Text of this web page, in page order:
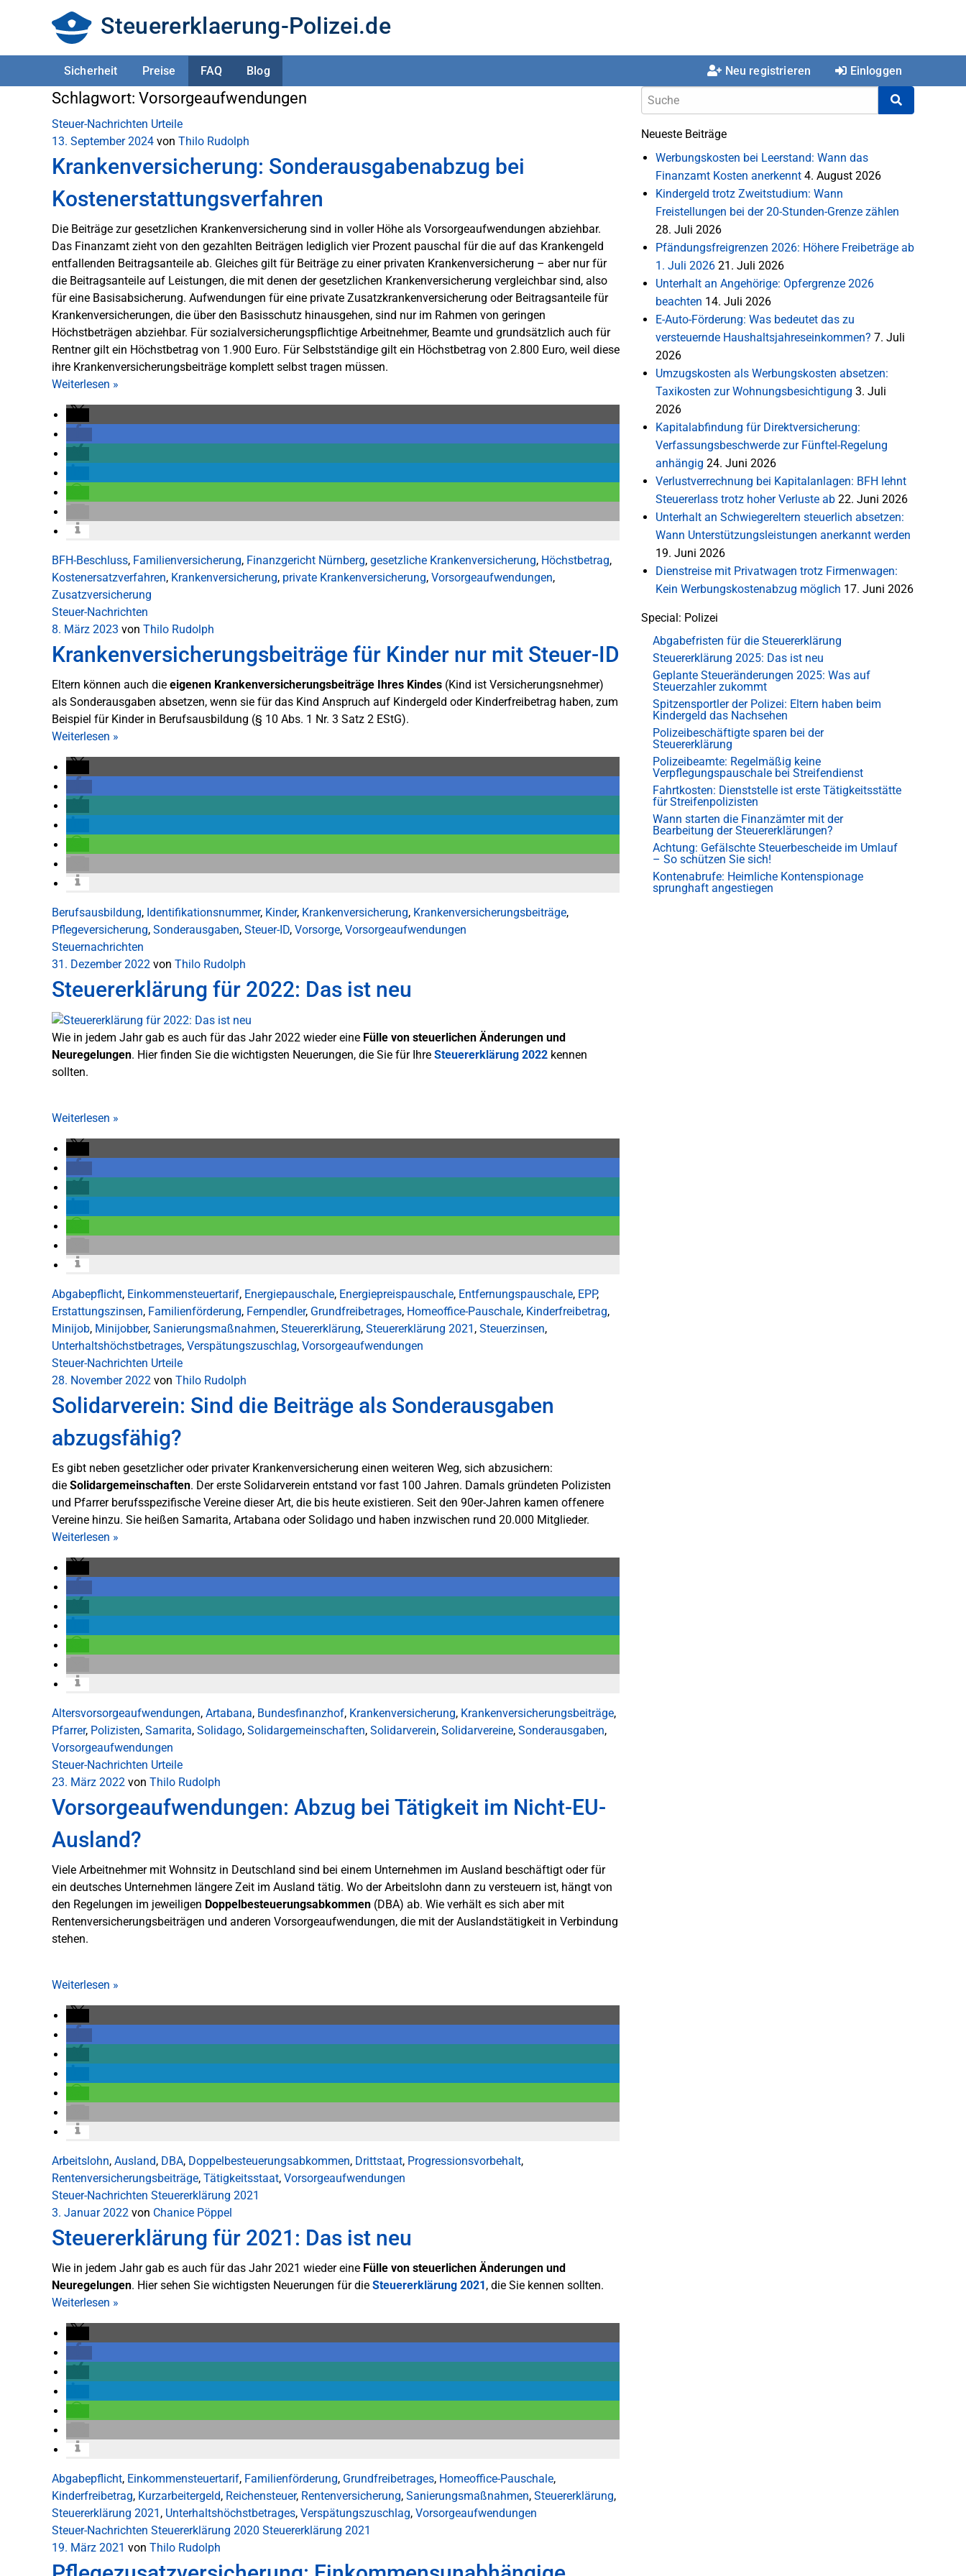
Steuererklaerung-Polizei.de
Sicherheit Preise FAQ Blog Neu registrieren Einloggen
Schlagwort: Vorsorgeaufwendungen
Steuer-Nachrichten Urteile
13. September 2024 von Thilo Rudolph
Krankenversicherung: Sonderausgabenabzug bei
Kostenerstattungsverfahren
Die Beiträge zur gesetzlichen Krankenversicherung sind in voller Höhe als Vorsorgeaufwendungen abziehbar.
Das Finanzamt zieht von den gezahlten Beiträgen lediglich vier Prozent pauschal für die auf das Krankengeld
entfallenden Beitragsanteile ab. Gleiches gilt für Beiträge zu einer privaten Krankenversicherung – aber nur für
die Beitragsanteile auf Leistungen, die mit denen der gesetzlichen Krankenversicherung vergleichbar sind, also
für eine Basisabsicherung. Aufwendungen für eine private Zusatzkrankenversicherung oder Beitragsanteile für
Krankenversicherungen, die über den Basisschutz hinausgehen, sind nur im Rahmen von geringen
Höchstbeträgen abziehbar. Für sozialversicherungspflichtige Arbeitnehmer, Beamte und grundsätzlich auch für
Rentner gilt ein Höchstbetrag von 1.900 Euro. Für Selbstständige gilt ein Höchstbetrag von 2.800 Euro, weil diese
ihre Krankenversicherungsbeiträge komplett selbst tragen müssen.
Weiterlesen »
BFH-Beschluss, Familienversicherung, Finanzgericht Nürnberg, gesetzliche Krankenversicherung, Höchstbetrag,
Kostenersatzverfahren, Krankenversicherung, private Krankenversicherung, Vorsorgeaufwendungen,
Zusatzversicherung
Steuer-Nachrichten
8. März 2023 von Thilo Rudolph
Krankenversicherungsbeiträge für Kinder nur mit Steuer-ID
Eltern können auch die eigenen Krankenversicherungsbeiträge Ihres Kindes (Kind ist Versicherungsnehmer)
als Sonderausgaben absetzen, wenn sie für das Kind Anspruch auf Kindergeld oder Kinderfreibetrag haben, zum
Beispiel für Kinder in Berufsausbildung (§ 10 Abs. 1 Nr. 3 Satz 2 EStG).
Weiterlesen »
Berufsausbildung, Identifikationsnummer, Kinder, Krankenversicherung, Krankenversicherungsbeiträge,
Pflegeversicherung, Sonderausgaben, Steuer-ID, Vorsorge, Vorsorgeaufwendungen
Steuernachrichten
31. Dezember 2022 von Thilo Rudolph
Steuererklärung für 2022: Das ist neu
Wie in jedem Jahr gab es auch für das Jahr 2022 wieder eine Fülle von steuerlichen Änderungen und
Neuregelungen. Hier finden Sie die wichtigsten Neuerungen, die Sie für Ihre Steuererklärung 2022 kennen
sollten.
Weiterlesen »
Abgabepflicht, Einkommensteuertarif, Energiepauschale, Energiepreispauschale, Entfernungspauschale, EPP,
Erstattungszinsen, Familienförderung, Fernpendler, Grundfreibetrages, Homeoffice-Pauschale, Kinderfreibetrag,
Minijob, Minijobber, Sanierungsmaßnahmen, Steuererklärung, Steuererklärung 2021 , Steuerzinsen,
Unterhaltshöchstbetrages, Verspätungszuschlag, Vorsorgeaufwendungen
Steuer-Nachrichten Urteile
28. November 2022 von Thilo Rudolph
Solidarverein: Sind die Beiträge als Sonderausgaben
abzugsfähig?
Es gibt neben gesetzlicher oder privater Krankenversicherung einen weiteren Weg, sich abzusichern:
die Solidargemeinschaften. Der erste Solidarverein entstand vor fast 100 Jahren. Damals gründeten Polizisten
und Pfarrer berufsspezifische Vereine dieser Art, die bis heute existieren. Seit den 90er-Jahren kamen offenere
Vereine hinzu. Sie heißen Samarita, Artabana oder Solidago und haben inzwischen rund 20.000 Mitglieder.
Weiterlesen »
Altersvorsorgeaufwendungen, Artabana, Bundesfinanzhof, Krankenversicherung, Krankenversicherungsbeiträge,
Pfarrer, Polizisten, Samarita, Solidago, Solidargemeinschaften, Solidarverein, Solidarvereine, Sonderausgaben,
Vorsorgeaufwendungen
Steuer-Nachrichten Urteile
23. März 2022 von Thilo Rudolph
Vorsorgeaufwendungen: Abzug bei Tätigkeit im Nicht-EU-
Ausland?
Viele Arbeitnehmer mit Wohnsitz in Deutschland sind bei einem Unternehmen im Ausland beschäftigt oder für
ein deutsches Unternehmen längere Zeit im Ausland tätig. Wo der Arbeitslohn dann zu versteuern ist, hängt von
den Regelungen im jeweiligen Doppelbesteuerungsabkommen (DBA) ab. Wie verhält es sich aber mit
Rentenversicherungsbeiträgen und anderen Vorsorgeaufwendungen, die mit der Auslandstätigkeit in Verbindung
stehen.
Weiterlesen »
Arbeitslohn, Ausland, DBA, Doppelbesteuerungsabkommen, Drittstaat, Progressionsvorbehalt,
Rentenversicherungsbeiträge, Tätigkeitsstaat, Vorsorgeaufwendungen
Steuer-Nachrichten Steuererklärung 2021
3. Januar 2022 von Chanice Pöppel
Steuererklärung für 2021: Das ist neu
Wie in jedem Jahr gab es auch für das Jahr 2021 wieder eine Fülle von steuerlichen Änderungen und
Neuregelungen. Hier sehen Sie wichtigsten Neuerungen für die Steuererklärung 2021, die Sie kennen sollten.
Weiterlesen »
Abgabepflicht, Einkommensteuertarif, Familienförderung, Grundfreibetrages, Homeoffice-Pauschale,
Kinderfreibetrag, Kurzarbeitergeld, Reichensteuer, Rentenversicherung, Sanierungsmaßnahmen, Steuererklärung,
Steuererklärung 2021 , Unterhaltshöchstbetrages, Verspätungszuschlag, Vorsorgeaufwendungen
Steuer-Nachrichten Steuererklärung 2020 Steuererklärung 2021
19. März 2021 von Thilo Rudolph
Neueste Beiträge
Werbungskosten bei Leerstand: Wann das
Finanzamt Kosten anerkennt 4. August 2026
Kindergeld trotz Zweitstudium: Wann
Freistellungen bei der 20-Stunden-Grenze zählen
28. Juli 2026
Pfändungsfreigrenzen 2026: Höhere Freibeträge ab
1. Juli 2026 21. Juli 2026
Unterhalt an Angehörige: Opfergrenze 2026
beachten 14. Juli 2026
E-Auto-Förderung: Was bedeutet das zu
versteuernde Haushaltsjahreseinkommen? 7. Juli
2026
Umzugskosten als Werbungskosten absetzen:
Taxikosten zur Wohnungsbesichtigung 3. Juli
2026
Kapitalabfindung für Direktversicherung:
Verfassungsbeschwerde zur Fünftel-Regelung
anhängig 24. Juni 2026
Verlustverrechnung bei Kapitalanlagen: BFH lehnt
Steuererlass trotz hoher Verluste ab 22. Juni 2026
Unterhalt an Schwiegereltern steuerlich absetzen:
Wann Unterstützungsleistungen anerkannt werden
19. Juni 2026
Dienstreise mit Privatwagen trotz Firmenwagen:
Kein Werbungskostenabzug möglich 17. Juni 2026
Special: Polizei
Abgabefristen für die Steuererklärung
Steuererklärung 2025: Das ist neu
Geplante Steueränderungen 2025: Was auf
Steuerzahler zukommt
Spitzensportler der Polizei: Eltern haben beim
Kindergeld das Nachsehen
Polizeibeschäftigte sparen bei der
Steuererklärung
Polizeibeamte: Regelmäßig keine
Verpflegungspauschale bei Streifendienst
Fahrtkosten: Dienststelle ist erste Tätigkeitsstätte
für Streifenpolizisten
Wann starten die Finanzämter mit der
Bearbeitung der Steuererklärungen?
Achtung: Gefälschte Steuerbescheide im Umlauf
– So schützen Sie sich!
Kontenabrufe: Heimliche Kontenspionage
sprunghaft angestiegen